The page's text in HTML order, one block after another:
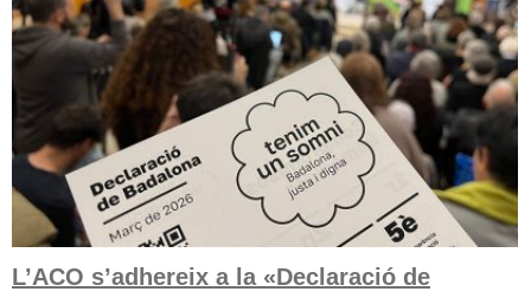
L’ACO s’adhereix a la «Declaració de